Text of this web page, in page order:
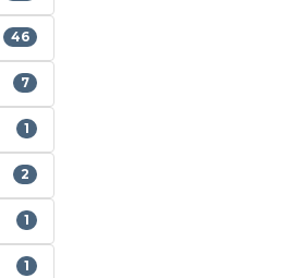
46
7
1
2
1
1